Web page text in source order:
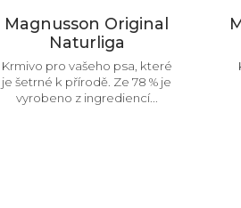
Magnusson Original
Naturliga
Krmivo pro vašeho psa, které
je šetrné k přírodě. Ze 78 % je
vyrobeno z ingrediencí...